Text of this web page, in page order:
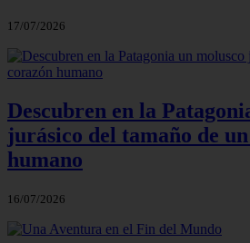
17/07/2026
Descubren en la
jurásico del tamaño de
humano
16/07/2026